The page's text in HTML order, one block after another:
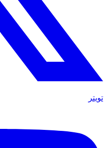
تويتر